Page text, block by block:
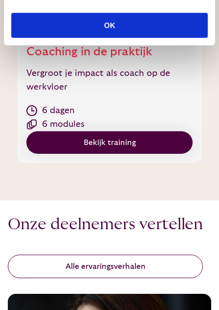
OK
informatie over ‘Coaching in de Praktijk‘.
Coaching in de praktijk
Vergroot je impact als coach op de
werkvloer
6 dagen
6 modules
Bekijk training
Onze deelnemers vertellen
Alle ervaringsverhalen